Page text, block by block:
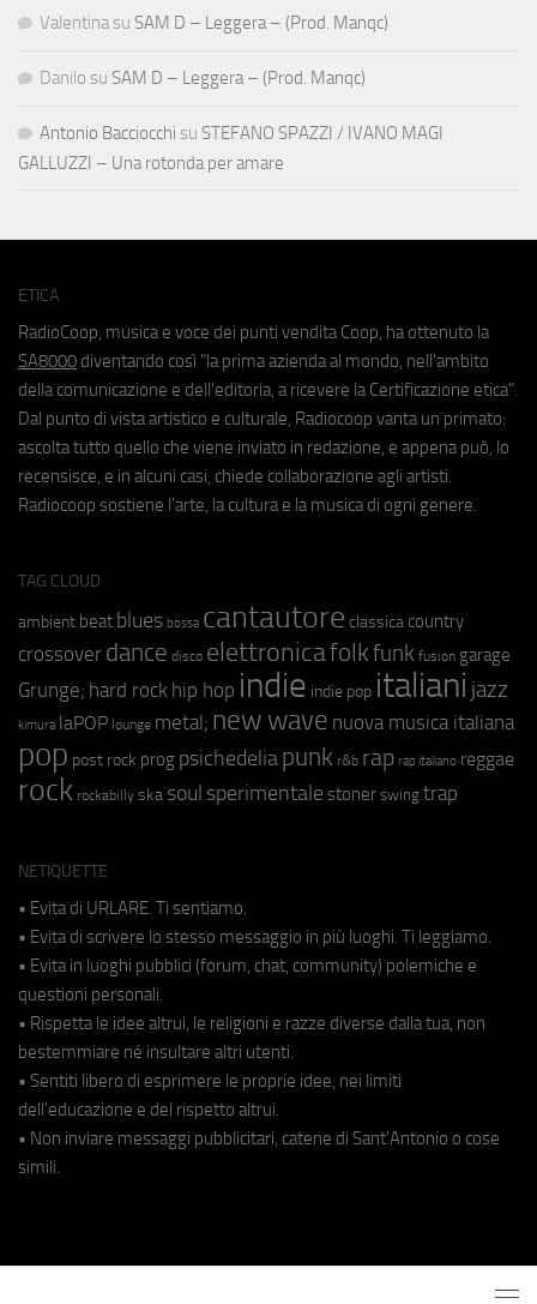
Valentina su SAM D – Leggera – (Prod. Manqc)
Danilo su SAM D – Leggera – (Prod. Manqc)
Antonio Bacciocchi su STEFANO SPAZZI / IVANO MAGI
GALLUZZI – Una rotonda per amare
ETICA
RadioCoop, musica e voce dei punti vendita Coop, ha ottenuto la
SA8000 diventando così "la prima azienda al mondo, nell'ambito
della comunicazione e dell'editoria, a ricevere la Certificazione etica".
Dal punto di vista artistico e culturale, Radiocoop vanta un primato:
ascolta tutto quello che viene inviato in redazione, e appena può, lo
recensisce, e in alcuni casi, chiede collaborazione agli artisti.
Radiocoop sostiene l'arte, la cultura e la musica di ogni genere.
TAG CLOUD
ambient beat blues bossa cantautore classica country
crossover dance disco elettronicafolkfunk fusion garage
Grunge; hard rock hip hop indie indie pop italiani jazz
kimura laPOP lounge metal; new wave nuova musica italiana
pop post rock prog psichedeliapunk r&b rap rap italiano reggae
rock rockabilly ska soul sperimentale stoner swing trap
NETIQUETTE
• Evita di URLARE. Ti sentiamo.
• Evita di scrivere lo stesso messaggio in più luoghi. Ti leggiamo.
• Evita in luoghi pubblici (forum, chat, community) polemiche e
questioni personali.
• Rispetta le idee altrui, le religioni e razze diverse dalla tua, non
bestemmiare né insultare altri utenti.
• Sentiti libero di esprimere le proprie idee, nei limiti
dell'educazione e del rispetto altrui.
• Non inviare messaggi pubblicitari, catene di Sant'Antonio o cose
simili.